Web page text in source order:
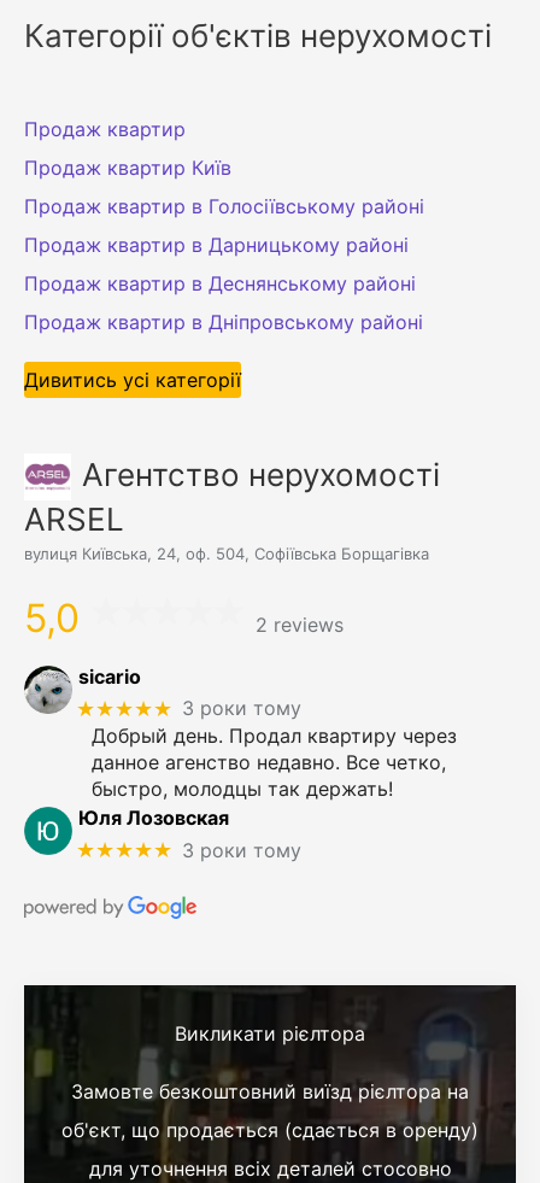
Категорії об'єктів нерухомості
Продаж квартир
Продаж квартир Київ
Продаж квартир в Голосіївському районі
Продаж квартир в Дарницькому районі
Продаж квартир в Деснянському районі
Продаж квартир в Дніпровському районі
Дивитись усі категорії
Агентство нерухомості
ARSEL
вулиця Київська, 24, оф. 504, Софіївська Борщагівка
5,0 2 reviews
sicario
★★★★★ 3 роки тому
Добрый день. Продал квартиру через
данное агенство недавно. Все четко,
быстро, молодцы так держать!
Юля Лозовская
★★★★★ 3 роки тому
Викликати рієлтора
Замовте безкоштовний виїзд рієлтора на
об'єкт, що продається (сдається в оренду)
для уточнення всіх деталей стосовно